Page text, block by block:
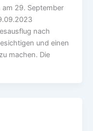
am 29. September
nach
und einen
machen. Die